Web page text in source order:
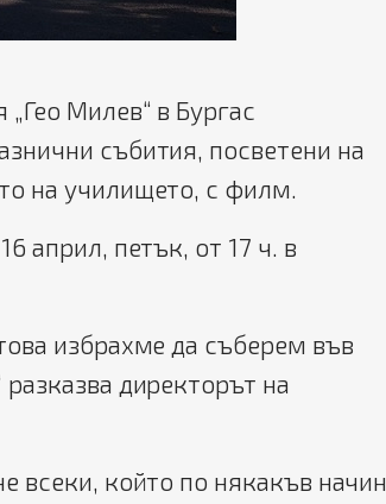
Милев“ в Бургас
събития, посветени на
на училището, с филм.
април, петък, от 17 ч. в
избрахме да съберем във
директорът на
всеки, който по някакъв начин